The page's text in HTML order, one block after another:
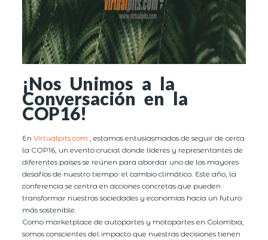
¡Nos Unimos a la
Conversación en la
COP16!
EnVirtualpits.com , estamos entusiasmados de seguir de cerca
la COP16, un evento crucial donde líderes y representantes de
diferentes países se reúnen para abordar uno de los mayores
desafíos de nuestro tiempo: el cambio climático. Este año, la
conferencia se centra en acciones concretas que pueden
transformar nuestras sociedades y economías hacia un futuro
más sostenible.
Como marketplace de autopartes y motopartes en Colombia,
somos conscientes del impacto que nuestras decisiones tienen